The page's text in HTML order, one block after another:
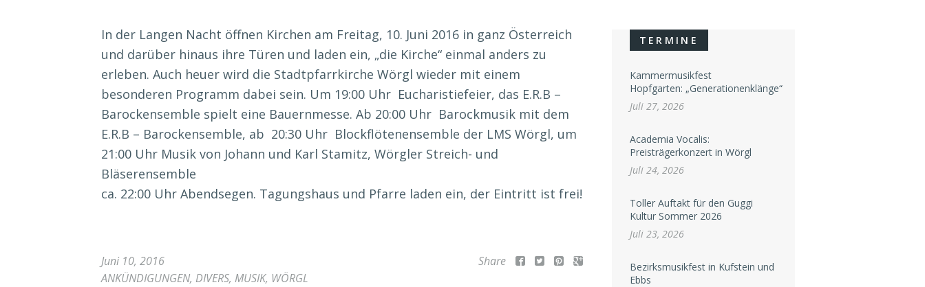
In der Langen Nacht öffnen Kirchen am Freitag, 10. Juni 2016 in ganz Österreich
und darüber hinaus ihre Türen und laden ein, „die Kirche“ einmal anders zu
erleben. Auch heuer wird die Stadtpfarrkirche Wörgl wieder mit einem
besonderen Programm dabei sein. Um 19:00 Uhr Eucharistiefeier, das E.R.B –
Barockensemble spielt eine Bauernmesse. Ab 20:00 Uhr Barockmusik mit dem
E.R.B – Barockensemble, ab 20:30 Uhr Blockflötenensemble der LMS Wörgl, um
21:00 Uhr Musik von Johann und Karl Stamitz, Wörgler Streich- und
Bläserensemble
ca. 22:00 Uhr Abendsegen. Tagungshaus und Pfarre laden ein, der Eintritt ist frei!
Juni 10, 2016
ANKÜNDIGUNGEN, DIVERS, MUSIK, WÖRGL
Share
TERMINE
Kammermusikfest
Hopfgarten: „Generationenklänge“
Juli 27, 2026
Academia Vocalis:
Preisträgerkonzert in Wörgl
Juli 24, 2026
Toller Auftakt für den Guggi
Kultur Sommer 2026
Juli 23, 2026
Bezirksmusikfest in Kufstein und
Ebbs